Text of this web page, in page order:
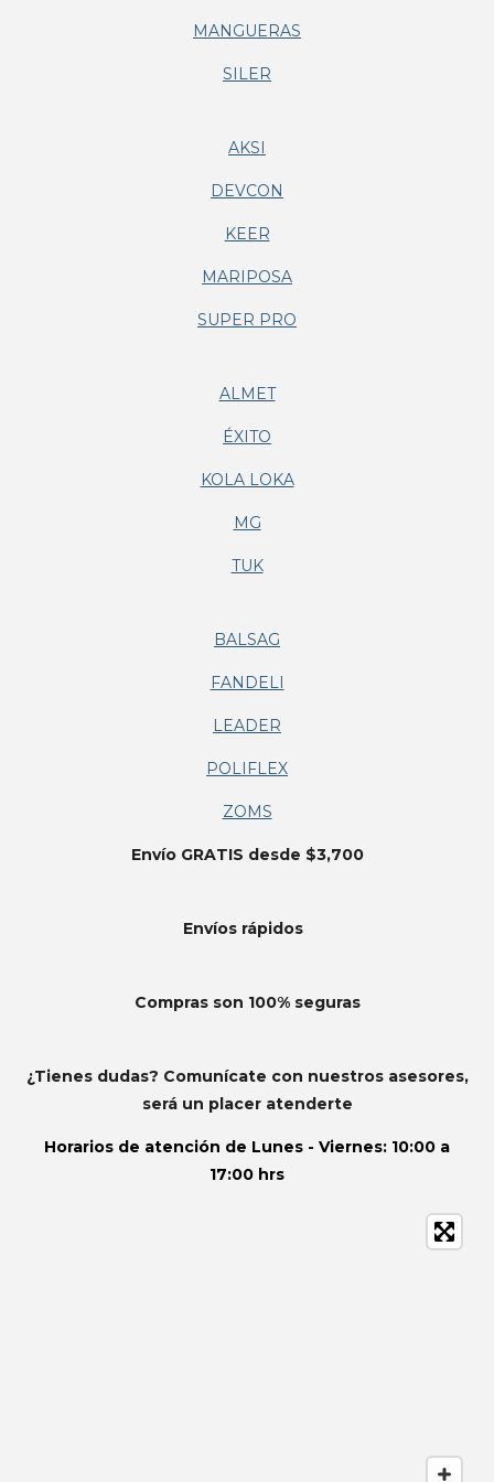
MANGUERAS
SILER
AKSI
DEVCON
KEER
MARIPOSA
SUPER PRO
ALMET
ÉXITO
KOLA LOKA
MG
TUK
BALSAG
FANDELI
LEADER
POLIFLEX
ZOMS
Envío GRATIS desde $3,700
Envíos rápidos
Compras son 100% seguras
¿Tienes dudas? Comunícate con nuestros asesores,
será un placer atenderte
Horarios de atención de Lunes - Viernes: 10:00 a
17:00 hrs